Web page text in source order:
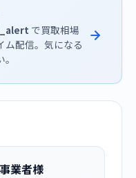
で買取相場
ム配信。気になる
業者様